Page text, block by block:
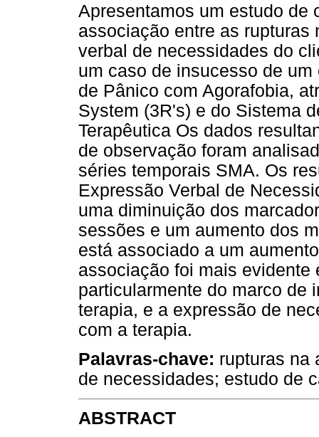
Apresentamos um estudo de
associação entre as
verbal de necessidades do
um caso de insucesso de
de Pânico com Agorafobia,
System (3R's) e do Sistema
Terapêutica Os dados
de observação foram
séries temporais SMA. Os
Expressão Verbal de
uma diminuição dos
sessões e um aumento dos
está associado a um
associação foi mais evidente
particularmente do marco de
terapia, e a expressão de
com a terapia.
Palavras-chave: rupturas na
de necessidades; estudo de
ABSTRACT